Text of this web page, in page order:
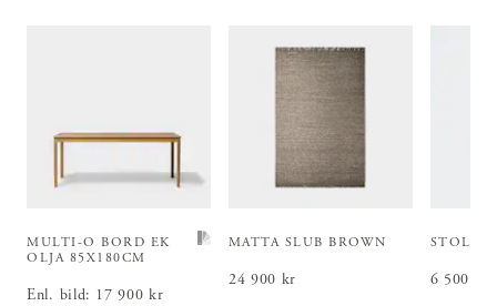
MULTI-O BORD EK
OLJA 85X180CM
Enl. bild: Pris:17 900 kr
17 900 kr
MATTA SLUB BROWN
Pris:24 900 kr
24 900 kr
STOL EK
Pris:6
6 500 kr